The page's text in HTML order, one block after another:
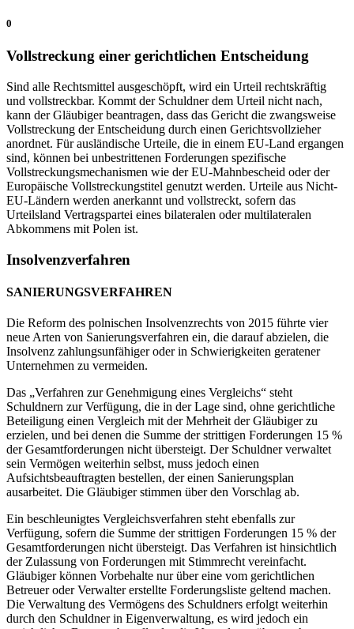
0
Vollstreckung einer gerichtlichen Entscheidung
Sind alle Rechtsmittel ausgeschöpft, wird ein Urteil rechtskräftig
und vollstreckbar. Kommt der Schuldner dem Urteil nicht nach,
kann der Gläubiger beantragen, dass das Gericht die zwangsweise
Vollstreckung der Entscheidung durch einen Gerichtsvollzieher
anordnet. Für ausländische Urteile, die in einem EU-Land ergangen
sind, können bei unbestrittenen Forderungen spezifische
Vollstreckungsmechanismen wie der EU-Mahnbescheid oder der
Europäische Vollstreckungstitel genutzt werden. Urteile aus Nicht-
EU-Ländern werden anerkannt und vollstreckt, sofern das
Urteilsland Vertragspartei eines bilateralen oder multilateralen
Abkommens mit Polen ist.
Insolvenzverfahren
SANIERUNGSVERFAHREN
Die Reform des polnischen Insolvenzrechts von 2015 führte vier
neue Arten von Sanierungsverfahren ein, die darauf abzielen, die
Insolvenz zahlungsunfähiger oder in Schwierigkeiten geratener
Unternehmen zu vermeiden.
Das „Verfahren zur Genehmigung eines Vergleichs“ steht
Schuldnern zur Verfügung, die in der Lage sind, ohne gerichtliche
Beteiligung einen Vergleich mit der Mehrheit der Gläubiger zu
erzielen, und bei denen die Summe der strittigen Forderungen 15 %
der Gesamtforderungen nicht übersteigt. Der Schuldner verwaltet
sein Vermögen weiterhin selbst, muss jedoch einen
Aufsichtsbeauftragten bestellen, der einen Sanierungsplan
ausarbeitet. Die Gläubiger stimmen über den Vorschlag ab.
Ein beschleunigtes Vergleichsverfahren steht ebenfalls zur
Verfügung, sofern die Summe der strittigen Forderungen 15 % der
Gesamtforderungen nicht übersteigt. Das Verfahren ist hinsichtlich
der Zulassung von Forderungen mit Stimmrecht vereinfacht.
Gläubiger können Vorbehalte nur über eine vom gerichtlichen
Betreuer oder Verwalter erstellte Forderungsliste geltend machen.
Die Verwaltung des Vermögens des Schuldners erfolgt weiterhin
durch den Schuldner in Eigenverwaltung, es wird jedoch ein